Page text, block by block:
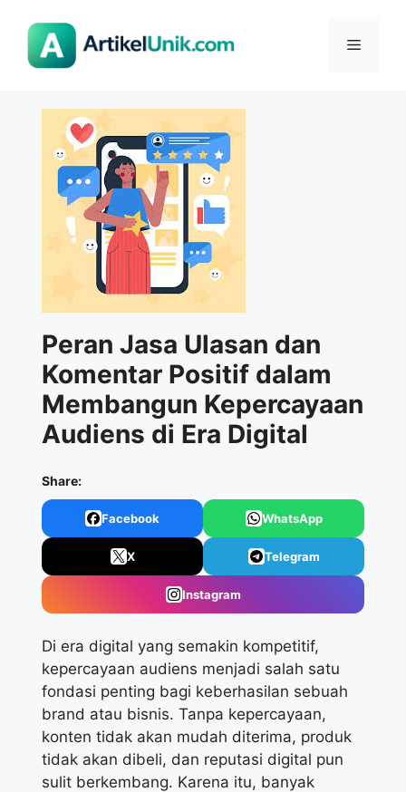
Menu
Peran Jasa Ulasan dan
Komentar Positif dalam
Membangun Kepercayaan
Audiens di Era Digital
Share:
Facebook WhatsApp
X Telegram
Instagram
Di era digital yang semakin kompetitif,
kepercayaan audiens menjadi salah satu
fondasi penting bagi keberhasilan sebuah
brand atau bisnis. Tanpa kepercayaan,
konten tidak akan mudah diterima, produk
tidak akan dibeli, dan reputasi digital pun
sulit berkembang. Karena itu, banyak